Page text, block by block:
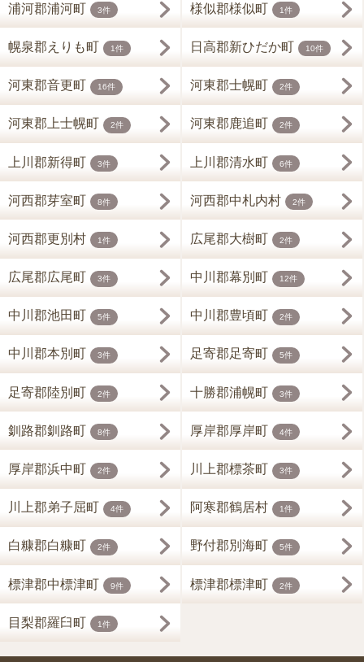
浦河郡浦河町 3件 様似郡様似町 1件
幌泉郡えりも町 1件 日高郡新ひだか町 10件
河東郡音更町 16件 河東郡士幌町 2件
河東郡上士幌町 2件 河東郡鹿追町 2件
上川郡新得町 3件 上川郡清水町 6件
河西郡芽室町 8件 河西郡中札内村 2件
河西郡更別村 1件 広尾郡大樹町 2件
広尾郡広尾町 3件 中川郡幕別町 12件
中川郡池田町 5件 中川郡豊頃町 2件
中川郡本別町 3件 足寄郡足寄町 5件
足寄郡陸別町 2件 十勝郡浦幌町 3件
釧路郡釧路町 8件 厚岸郡厚岸町 4件
厚岸郡浜中町 2件 川上郡標茶町 3件
川上郡弟子屈町 4件 阿寒郡鶴居村 1件
白糠郡白糠町 2件 野付郡別海町 5件
標津郡中標津町 9件 標津郡標津町 2件
目梨郡羅臼町 1件